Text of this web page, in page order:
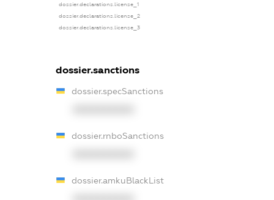
dossier.declarations.license_1
dossier.declarations.license_2
dossier.declarations.license_3
dossier.sanctions
dossier.specSanctions
dossier.rnboSanctions
dossier.amkuBlackList